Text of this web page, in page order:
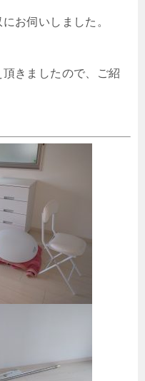
お伺いしました。
きましたので、ご紹